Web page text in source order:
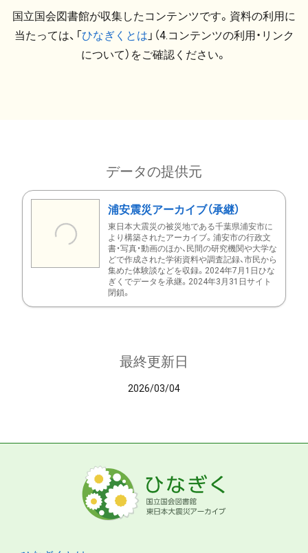
国立国会図書館が収集したコンテンツです。資料の利用に
当たっては、「ひなぎくとは 」（4.コンテンツの利用・リンク
について）をご確認ください。
データの提供元
浦安震災アーカイブ（承継）
東日本大震災の被災地である千葉県浦安市に
より構築されたアーカイブ。浦安市の行政文
書・写真・動画のほか、民間の研究機関や大学な
どで作成された学術資料や調査記録、市民から
集めた体験談などを収録。2024年7月1日ひな
ぎくでデータを承継。2024年3月31日サイト
閉鎖。
最終更新日
2026/03/04